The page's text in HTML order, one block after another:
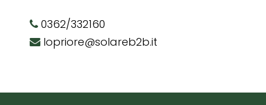
0362/332160
lopriore@solareb2b.it